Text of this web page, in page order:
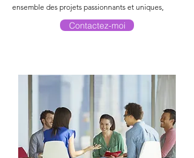
ensemble des projets passionnants et uniques,
Contactez-moi